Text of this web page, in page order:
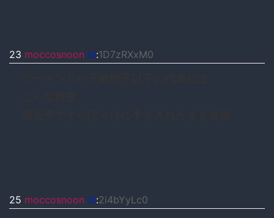
23 moccosnoon id:1D7zRXxM0
25 moccosnoon id:2i4bYyLc0